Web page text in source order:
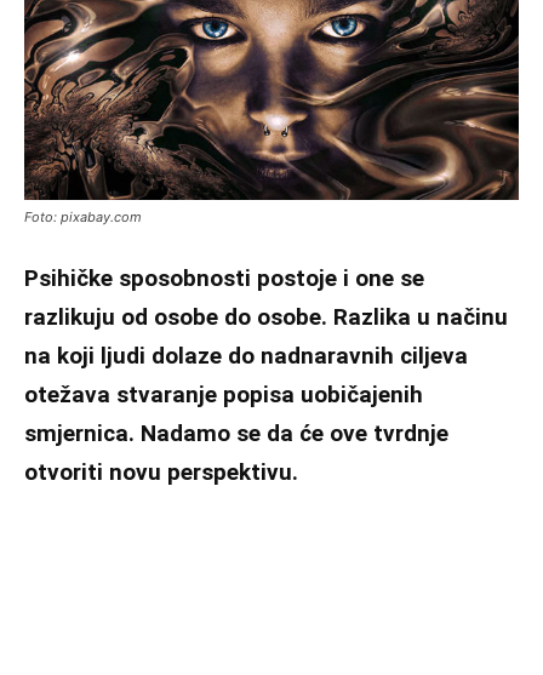
Foto: pixabay.com
Psihičke sposobnosti postoje i one se
razlikuju od osobe do osobe. Razlika u načinu
na koji ljudi dolaze do nadnaravnih ciljeva
otežava stvaranje popisa uobičajenih
smjernica. Nadamo se da će ove tvrdnje
otvoriti novu perspektivu.